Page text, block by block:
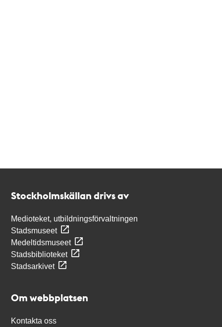
Stockholmskällan drivs av
Medioteket, utbildningsförvaltningen
Stadsmuseet
Medeltidsmuseet
Stadsbiblioteket
Stadsarkivet
Om webbplatsen
Kontakta oss